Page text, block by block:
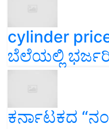
cylinder
ಬೆಲೆಯಲ್ಲಿ
ಕರ್ನಾಟಕದ